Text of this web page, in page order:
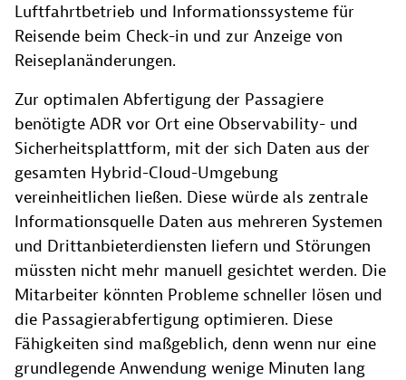
Luftfahrtbetrieb und Informationssysteme für
Reisende beim Check-in und zur Anzeige von
Reiseplanänderungen.
Zur optimalen Abfertigung der Passagiere
benötigte ADR vor Ort eine Observability- und
Sicherheitsplattform, mit der sich Daten aus der
gesamten Hybrid-Cloud-Umgebung
vereinheitlichen ließen. Diese würde als zentrale
Informationsquelle Daten aus mehreren Systemen
und Drittanbieterdiensten liefern und Störungen
müssten nicht mehr manuell gesichtet werden. Die
Mitarbeiter könnten Probleme schneller lösen und
die Passagierabfertigung optimieren. Diese
Fähigkeiten sind maßgeblich, denn wenn nur eine
grundlegende Anwendung wenige Minuten lang